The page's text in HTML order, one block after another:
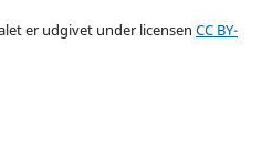
er udgivet under licensen CC BY-